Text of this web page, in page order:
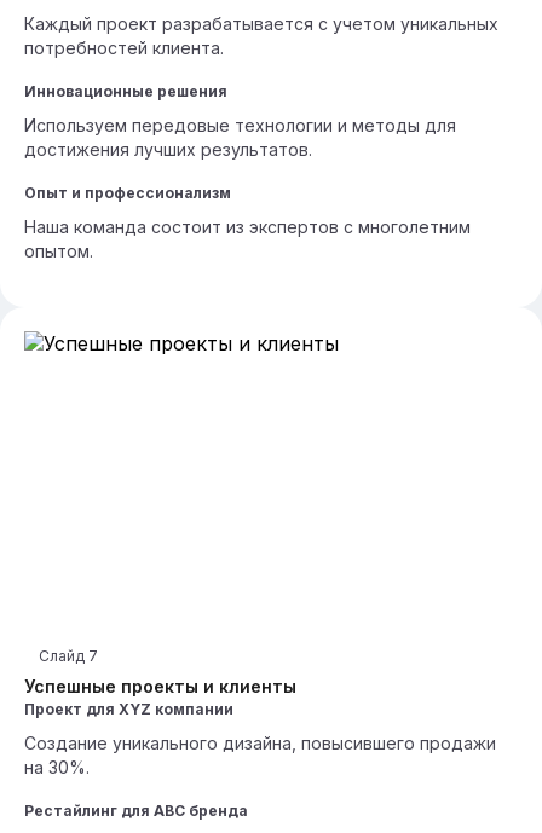
Каждый проект разрабатывается с учетом уникальных
потребностей клиента.
Инновационные решения
Используем передовые технологии и методы для
достижения лучших результатов.
Опыт и профессионализм
Наша команда состоит из экспертов с многолетним
опытом.
Успешные проекты и клиенты
Слайд 7
Проект для XYZ компании
Создание уникального дизайна, повысившего продажи
на 30%.
Рестайлинг для ABC бренда